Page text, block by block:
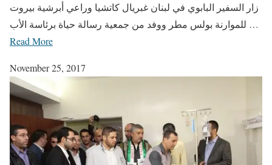
زار السفير البابوي في لبنان غبريال كاتشيا وراعي أبرشية بيروت
للموارنة بولس مطر ووفد من جمعية رسالة حياة برئاسة الأب …
Read More
November 25, 2017